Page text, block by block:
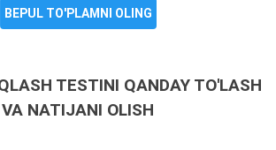
BEPUL TO'PLAMNI OLING
TESTINI QANDAY TO'LASH
VA NATIJANI OLISH